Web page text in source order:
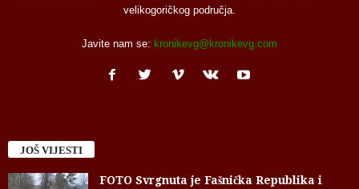
velikogoričkog područja.
Javite nam se: kronikevg@kronikevg.com
JOŠ VIJESTI
FOTO Svrgnuta je Fašnička Republika i